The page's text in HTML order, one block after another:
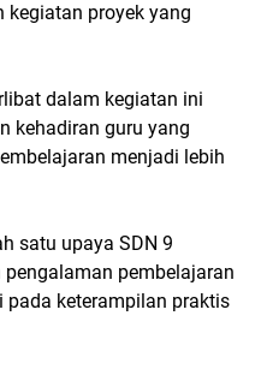
kegiatan proyek yang
dalam kegiatan ini
kehadiran guru yang
menjadi lebih
satu upaya SDN 9
pembelajaran
pada keterampilan praktis